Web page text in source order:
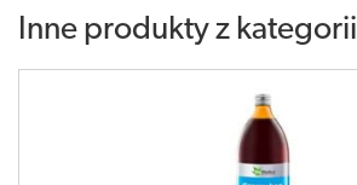
Inne produkty z kategorii